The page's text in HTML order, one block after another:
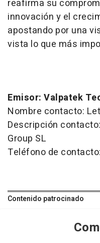
reafirma su
innovación y el
apostando por una
vista lo que más
Emisor: Valpatek
Nombre contacto:
Descripción
Group SL
Teléfono de
Contenido patrocinado